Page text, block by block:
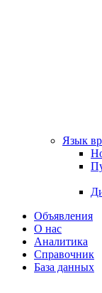
Язык
Объявления
О нас
Аналитика
Справочник
База данных